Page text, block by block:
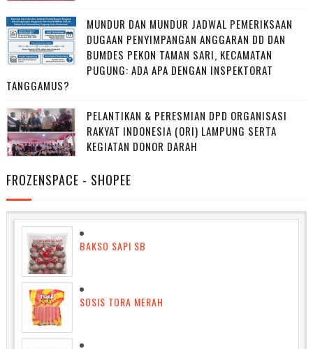
MUNDUR DAN MUNDUR JADWAL PEMERIKSAAN
DUGAAN PENYIMPANGAN ANGGARAN DD DAN
BUMDES PEKON TAMAN SARI, KECAMATAN
PUGUNG: ADA APA DENGAN INSPEKTORAT
TANGGAMUS?
PELANTIKAN & PERESMIAN DPD ORGANISASI
RAKYAT INDONESIA (ORI) LAMPUNG SERTA
KEGIATAN DONOR DARAH
FROZENSPACE - SHOPEE
BAKSO SAPI SB
SOSIS TORA MERAH